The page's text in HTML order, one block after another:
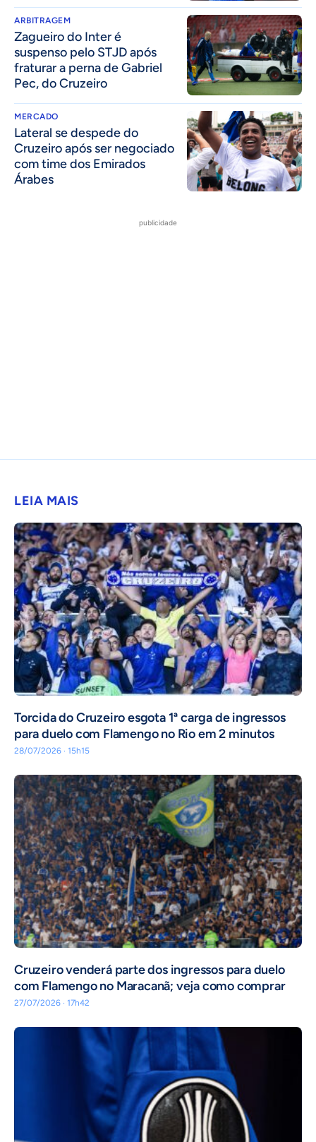
ARBITRAGEM
Zagueiro do Inter é
suspenso pelo STJD após
fraturar a perna de Gabriel
Pec, do Cruzeiro
MERCADO
Lateral se despede do
Cruzeiro após ser negociado
com time dos Emirados
Árabes
publicidade
LEIA MAIS
Torcida do Cruzeiro esgota 1ª carga de ingressos
para duelo com Flamengo no Rio em 2 minutos
28/07/2026 · 15h15
Cruzeiro venderá parte dos ingressos para duelo
com Flamengo no Maracanã; veja como comprar
27/07/2026 · 17h42